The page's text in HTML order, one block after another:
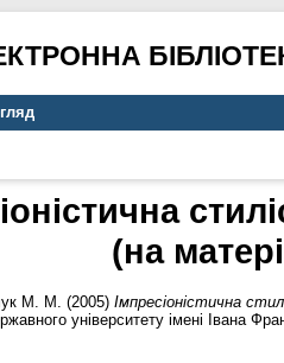
(на
М. М. (2005) Імпресіоністична
університету імені Івана